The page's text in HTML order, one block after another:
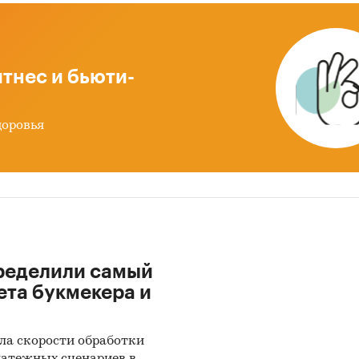
экономического союза: Белоруссии, Армении,
закупки парафинов
главы представлена информация о части
закупок парафинов 44-ФЗ и 223-ФЗ за
выгрузка в формате MS Excel. Параметры
могут быть скорректированы по запросу
и бьюти-
самый
букмекера и
скорости обработки